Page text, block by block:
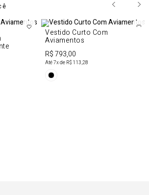
Vestido Curto Com
Aviamentos
R$ 793,00
Até7x de R$ 113,28